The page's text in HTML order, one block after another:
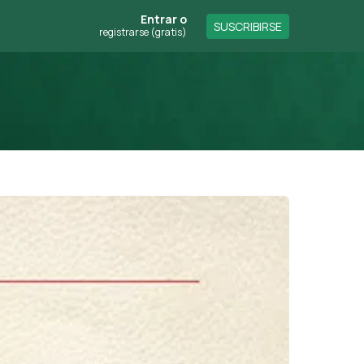
Entrar o
registrarse (gratis) SUSCRIBIRSE